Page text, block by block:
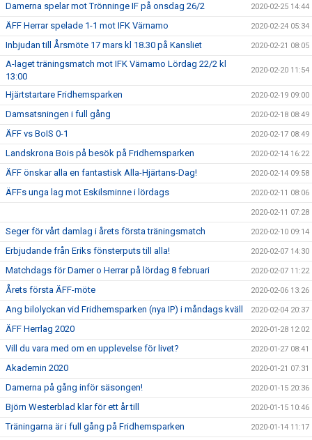
Damerna spelar mot Trönninge IF på onsdag 26/2 2020-02-25 14:44
ÄFF Herrar spelade 1-1 mot IFK Värnamo 2020-02-24 05:34
Inbjudan till Årsmöte 17 mars kl 18.30 på Kansliet 2020-02-21 08:05
A-laget träningsmatch mot IFK Värnamo Lördag 22/2 kl
13:00
2020-02-20 11:54
Hjärtstartare Fridhemsparken 2020-02-19 09:00
Damsatsningen i full gång 2020-02-18 08:49
ÄFF vs BoIS 0-1 2020-02-17 08:49
Landskrona Bois på besök på Fridhemsparken 2020-02-14 16:22
ÄFF önskar alla en fantastisk Alla-Hjärtans-Dag! 2020-02-14 09:58
ÄFFs unga lag mot Eskilsminne i lördags 2020-02-11 08:06
2020-02-11 07:28
Seger för vårt damlag i årets första träningsmatch 2020-02-10 09:14
Erbjudande från Eriks fönsterputs till alla! 2020-02-07 14:30
Matchdags för Damer o Herrar på lördag 8 februari 2020-02-07 11:22
Årets första ÄFF-möte 2020-02-06 13:26
Ang bilolyckan vid Fridhemsparken (nya IP) i måndags kväll 2020-02-04 20:37
ÄFF Herrlag 2020 2020-01-28 12:02
Vill du vara med om en upplevelse för livet? 2020-01-27 08:41
Akademin 2020 2020-01-21 07:31
Damerna på gång inför säsongen! 2020-01-15 20:36
Björn Westerblad klar för ett år till 2020-01-15 10:46
Träningarna är i full gång på Fridhemsparken 2020-01-14 11:17